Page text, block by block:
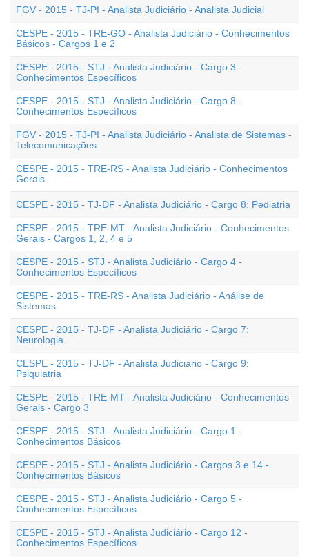
FGV - 2015 - TJ-PI - Analista Judiciário - Analista Judicial
CESPE - 2015 - TRE-GO - Analista Judiciário - Conhecimentos
Básicos - Cargos 1 e 2
CESPE - 2015 - STJ - Analista Judiciário - Cargo 3 -
Conhecimentos Específicos
CESPE - 2015 - STJ - Analista Judiciário - Cargo 8 -
Conhecimentos Específicos
FGV - 2015 - TJ-PI - Analista Judiciário - Analista de Sistemas -
Telecomunicações
CESPE - 2015 - TRE-RS - Analista Judiciário - Conhecimentos
Gerais
CESPE - 2015 - TJ-DF - Analista Judiciário - Cargo 8: Pediatria
CESPE - 2015 - TRE-MT - Analista Judiciário - Conhecimentos
Gerais - Cargos 1, 2, 4 e 5
CESPE - 2015 - STJ - Analista Judiciário - Cargo 4 -
Conhecimentos Específicos
CESPE - 2015 - TRE-RS - Analista Judiciário - Análise de
Sistemas
CESPE - 2015 - TJ-DF - Analista Judiciário - Cargo 7:
Neurologia
CESPE - 2015 - TJ-DF - Analista Judiciário - Cargo 9:
Psiquiatria
CESPE - 2015 - TRE-MT - Analista Judiciário - Conhecimentos
Gerais - Cargo 3
CESPE - 2015 - STJ - Analista Judiciário - Cargo 1 -
Conhecimentos Básicos
CESPE - 2015 - STJ - Analista Judiciário - Cargos 3 e 14 -
Conhecimentos Básicos
CESPE - 2015 - STJ - Analista Judiciário - Cargo 5 -
Conhecimentos Específicos
CESPE - 2015 - STJ - Analista Judiciário - Cargo 12 -
Conhecimentos Específicos